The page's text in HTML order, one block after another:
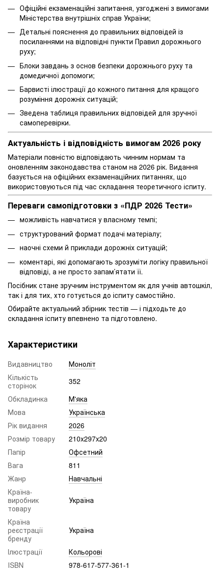
Офіційні екзаменаційні запитання, узгоджені з вимогами
Міністерства внутрішніх справ України;
Детальні пояснення до правильних відповідей із
посиланнями на відповідні пункти Правил дорожнього
руху;
Блоки завдань з основ безпеки дорожнього руху та
домедичної допомоги;
Барвисті ілюстрації до кожного питання для кращого
розуміння дорожніх ситуацій;
Зведена таблиця правильних відповідей для зручної
самоперевірки.
Актуальність і відповідність вимогам 2026 року
Матеріали повністю відповідають чинним нормам та
оновленням законодавства станом на 2026 рік. Видання
базується на офіційних екзаменаційних питаннях, що
використовуються під час складання теоретичного іспиту.
Переваги самопідготовки з «ПДР 2026 Тести»
можливість навчатися у власному темпі;
структурований формат подачі матеріалу;
наочні схеми й приклади дорожніх ситуацій;
коментарі, які допомагають зрозуміти логіку правильної
відповіді, а не просто запам’ятати її.
Посібник стане зручним інструментом як для учнів автошкіл,
так і для тих, хто готується до іспиту самостійно.
Обирайте актуальний збірник тестів — і підходьте до
складання іспиту впевнено та підготовлено.
Характеристики
Видавництво
Моноліт
Кількість
сторінок
352
Обкладинка
М'яка
Мова
Українська
Рік видання
2026
Розмір товару
210x297x20
Папір
Офсетний
Вага
811
Жанр
Навчальні
Країна-
виробник
товару
Україна
Країна
реєстрації
бренду
Україна
Ілюстрації
Кольорові
ISBN
978-617-577-361-1